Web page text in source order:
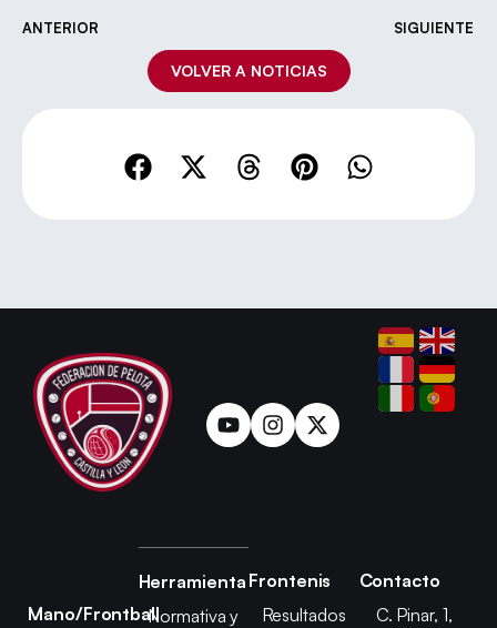
ANTERIOR SIGUIENTE
VOLVER A NOTICIAS
Mano/Frontball
Herramienta
Normativa y
Frontenis
Resultados
Contacto
C. Pinar, 1,